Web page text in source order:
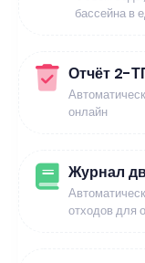
бассейна в
Отчёт 2-
онлайн
Журнал
отходов для